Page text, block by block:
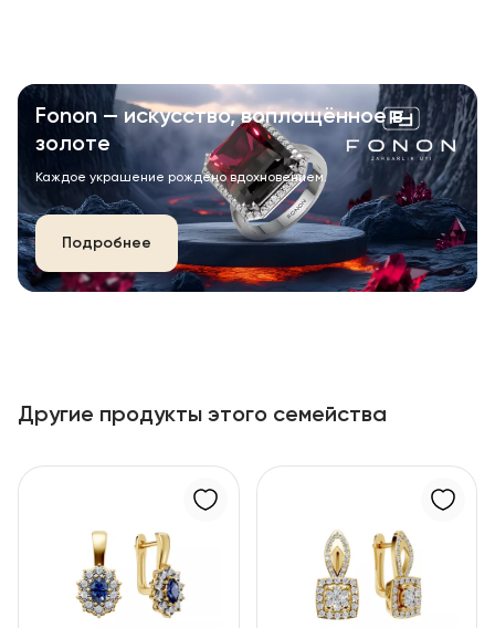
Fonon — искусство, воплощённое в
золоте
Каждое украшение рождено вдохновением.
Подробнее
Другие продукты этого семейства